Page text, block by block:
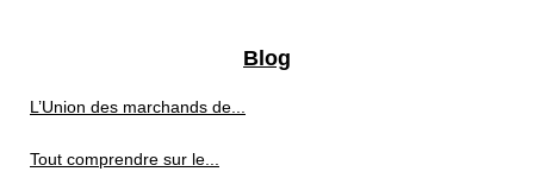
Blog
L’Union des marchands de...
Tout comprendre sur le...